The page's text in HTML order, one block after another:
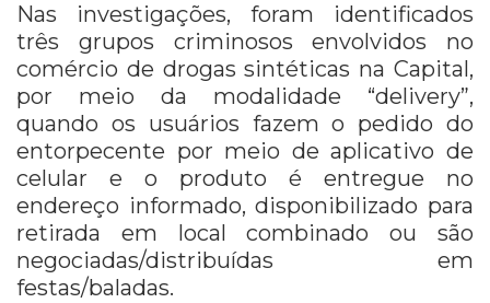
Nas investigações, foram identificados
três grupos criminosos envolvidos no
comércio de drogas sintéticas na Capital,
por meio da modalidade “delivery”,
quando os usuários fazem o pedido do
entorpecente por meio de aplicativo de
celular e o produto é entregue no
endereço informado, disponibilizado para
retirada em local combinado ou são
negociadas/distribuídas em
festas/baladas.